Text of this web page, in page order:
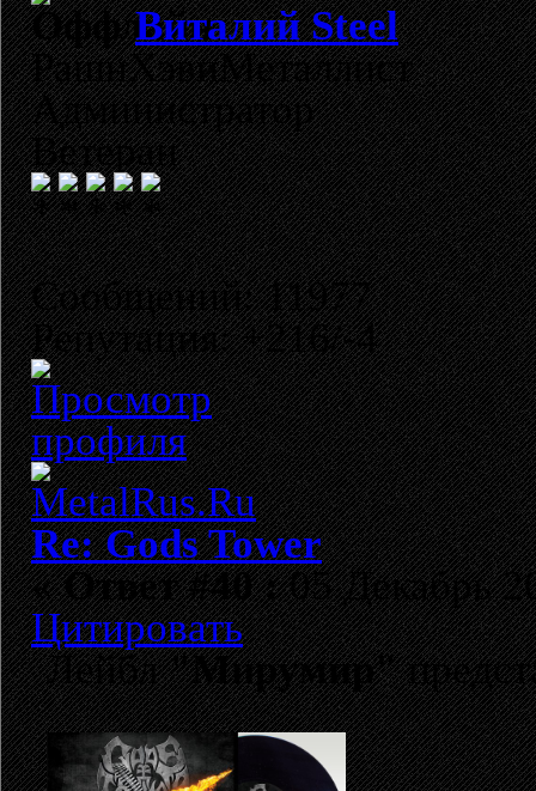
Виталий Steel
РашнХэвиМеталлист
Администратор
Ветеран
Сообщений: 11977
Репутация: +216/-4
Re: Gods Tower
«Ответ #40 :05 Декабрь
Цитировать
Лейбл"Мирумир"